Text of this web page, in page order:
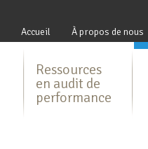
Accueil
À propos de nous
Ressources
en audit de
performance